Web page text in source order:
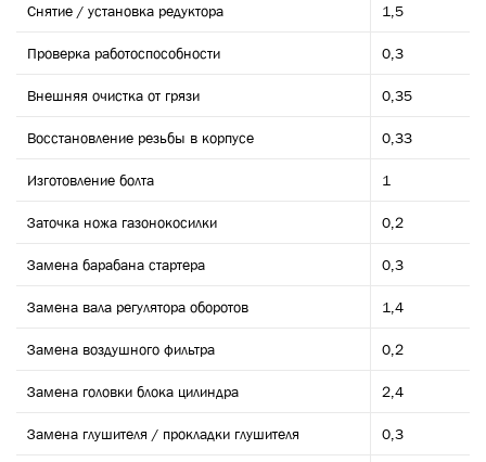
Снятие / установка редуктора 1,5
Проверка работоспособности 0,3
Внешняя очистка от грязи 0,35
Восстановление резьбы в корпусе 0,33
Изготовление болта 1
Заточка ножа газонокосилки 0,2
Замена барабана стартера 0,3
Замена вала регулятора оборотов 1,4
Замена воздушного фильтра 0,2
Замена головки блока цилиндра 2,4
Замена глушителя / прокладки глушителя 0,3